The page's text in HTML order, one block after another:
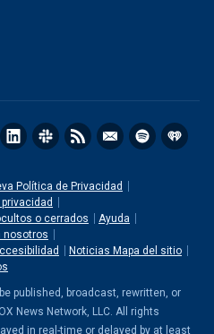
Política de Privacidad
o cerrados
Ayuda
nosotros
Noticias Mapa del sitio
published, broadcast, rewritten, or
News Network, LLC. All rights
in real-time or delayed by at least